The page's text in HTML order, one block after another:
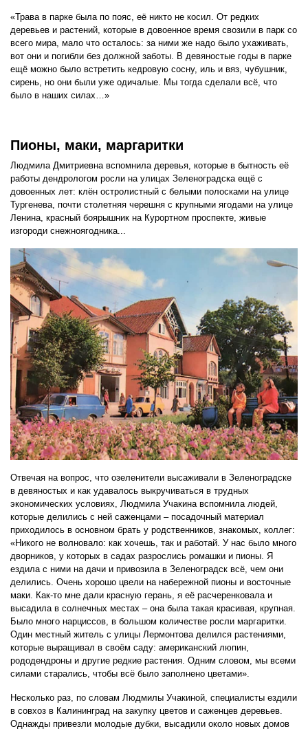
«Трава в парке была по пояс, её никто не косил. От редких
деревьев и растений, которые в довоенное время свозили в парк со
всего мира, мало что осталось: за ними же надо было ухаживать,
вот они и погибли без должной заботы. В девяностые годы в парке
ещё можно было встретить кедровую сосну, иль и вяз, чубушник,
сирень, но они были уже одичалые. Мы тогда сделали всё, что
было в наших силах…»
Пионы, маки, маргаритки
Людмила Дмитриевна вспомнила деревья, которые в бытность её
работы дендрологом росли на улицах Зеленоградска ещё с
довоенных лет: клён остролистный с белыми полосками на улице
Тургенева, почти столетняя черешня с крупными ягодами на улице
Ленина, красный боярышник на Курортном проспекте, живые
изгороди снежноягодника...
Отвечая на вопрос, что озеленители высаживали в Зеленоградске
в девяностых и как удавалось выкручиваться в трудных
экономических условиях, Людмила Учакина вспомнила людей,
которые делились с ней саженцами – посадочный материал
приходилось в основном брать у родственников, знакомых, коллег:
«Никого не волновало: как хочешь, так и работай. У нас было много
дворников, у которых в садах разрослись ромашки и пионы. Я
ездила с ними на дачи и привозила в Зеленоградск всё, чем они
делились. Очень хорошо цвели на набережной пионы и восточные
маки. Как-то мне дали красную герань, я её расчеренковала и
высадила в солнечных местах – она была такая красивая, крупная.
Было много нарциссов, в большом количестве росли маргаритки.
Один местный житель с улицы Лермонтова делился растениями,
которые выращивал в своём саду: американский люпин,
рододендроны и другие редкие растения. Одним словом, мы всеми
силами старались, чтобы всё было заполнено цветами».
Несколько раз, по словам Людмилы Учакиной, специалисты ездили
в совхоз в Калининград на закупку цветов и саженцев деревьев.
Однажды привезли молодые дубки, высадили около новых домов